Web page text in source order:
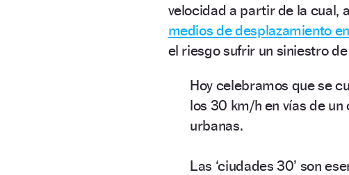
velocidad a partir de la cual,
medios de desplazamiento
el riesgo sufrir un siniestro
Hoy celebramos que se
los 30 km/h en vías de
urbanas​.
Las ‘ciudades 30’ son